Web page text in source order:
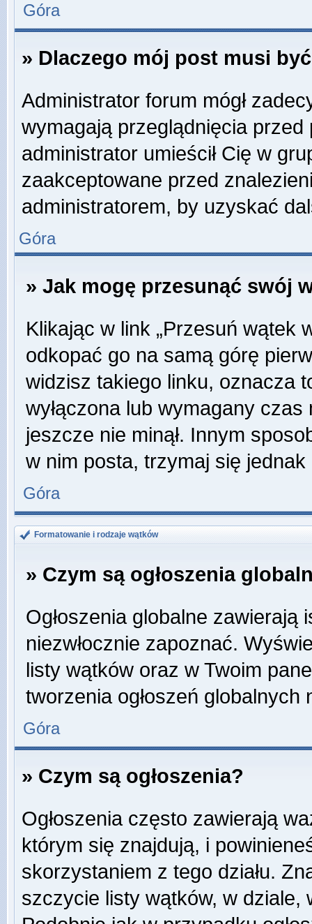
Góra
» Dlaczego mój post musi
Administrator forum mógł
wymagają przeglądnięcia
administrator umieścił Cię w
zaakceptowane przed
administratorem, by uzyskać
Góra
» Jak mogę przesunąć swój
Klikając w link „Przesuń wątek
odkopać go na samą górę
widzisz takiego linku, oznacza
wyłączona lub wymagany
jeszcze nie minął. Innym
w nim posta, trzymaj się
Góra
Formatowanie i rodzaje wątków
» Czym są ogłoszenia
Ogłoszenia globalne
niezwłocznie zapoznać.
listy wątków oraz w Twoim
tworzenia ogłoszeń globalnych
Góra
» Czym są ogłoszenia?
Ogłoszenia często zawierają
którym się znajdują, i
skorzystaniem z tego działu.
szczycie listy wątków, w dziale,